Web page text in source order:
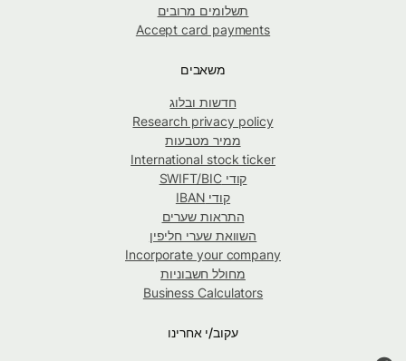
תשלומים מרובים
Accept card payments
משאבים
חדשות ובלוג
Research privacy policy
ממיר מטבעות
International stock ticker
קודי SWIFT/BIC
קודי IBAN
התראות שערים
השוואת שערי חליפין
Incorporate your company
מחולל חשבוניות
Business Calculators
עקוב/י אחרינו